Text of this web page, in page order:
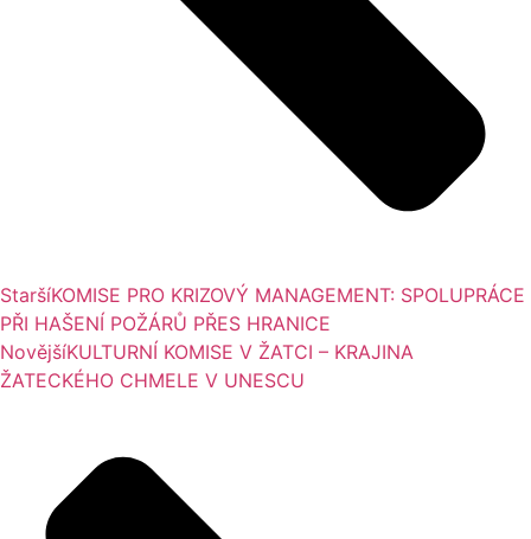
StaršíKOMISE PRO KRIZOVÝ MANAGEMENT: SPOLUPRÁCE
PŘI HAŠENÍ POŽÁRŮ PŘES HRANICE
NovějšíKULTURNÍ KOMISE V ŽATCI – KRAJINA
ŽATECKÉHO CHMELE V UNESCU